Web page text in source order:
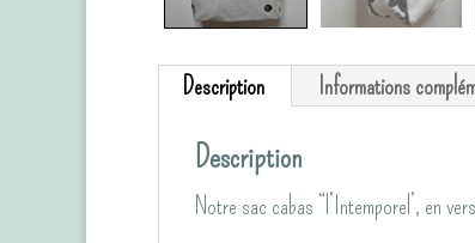
Description Informations
Description
Notre sac cabas “l’Intemporel’, en